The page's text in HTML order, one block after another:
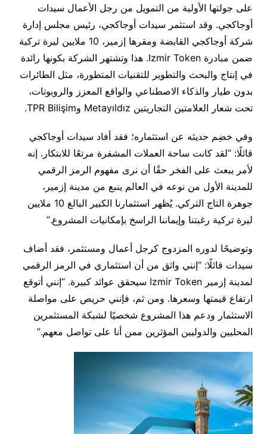
على جولتها الأولية من التمويل من رجل الأعمال سيدات
أوجاكجي. وقد استثمر سيدات أوجاكجي، رئيس مجلس إدارة
شركة أوجاكجي القابضة ومقرها إزمير، 10 ملايين ليرة تركية
ضمن مبادرة Izmir Token. هذا وتشتهر الشركة بكونها رائدة
في إنتاج والبحث والتطوير للتقنيات المتطورة، مثل الطائرات
بدون طيار والذكاء الاصطناعي والواقع المعزز والروبوتات،
تحت شعار العلامتين التجاريتين Metayıldız وTPR Bilişim.
وفي خضِم حديثه عن استثماره؛ فقد أفاد سيدات أوجاكجي
قائلًا: “لقد كانت ساحة العملات المشفرة مرتعًا للابتكار. إنه
لأمر يبعث على الفخر حقًا أن نرى مفهوم الرمز الرقمي
للمدينة الأول من نوعه في العالم ينبع من مدينة إزمير،
جوهرة التاج التركي. يُظهر استثمارنا الكبير البالغ 10 ملايين
ليرة تركية رغبتنا وإيماننا الراسخ بإمكانيات المشروع.”
وتوضيحًا لدوره المزدوج كرجل أعمال ومستثمر، فقد أضاف
سيدات قائلًا: “إنني واثق من أن استثماري في الرمز الرقمي
لمدينة إزمير Izmir Token سيحقق عوائد كبيرة. “إنني أتوقع
ارتفاع قيمتها وسعرها. ومن ثم، فإنني حريص على مواصلة
الاستثمار ودعم هذا المشروع شخصيًا لشبكة المستثمرين
المحليين والدوليين المؤثرين ممن أنا على تواصل معهم.”